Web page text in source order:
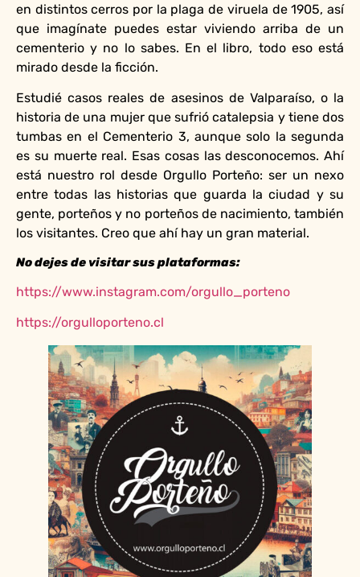
en distintos cerros por la plaga de viruela de 1905, así
que imagínate puedes estar viviendo arriba de un
cementerio y no lo sabes. En el libro, todo eso está
mirado desde la ficción.
Estudié casos reales de asesinos de Valparaíso, o la
historia de una mujer que sufrió catalepsia y tiene dos
tumbas en el Cementerio 3, aunque solo la segunda
es su muerte real. Esas cosas las desconocemos. Ahí
está nuestro rol desde Orgullo Porteño: ser un nexo
entre todas las historias que guarda la ciudad y su
gente, porteños y no porteños de nacimiento, también
los visitantes. Creo que ahí hay un gran material.
No dejes de visitar sus plataformas:
https://www.instagram.com/orgullo_porteno
https://orgulloporteno.cl